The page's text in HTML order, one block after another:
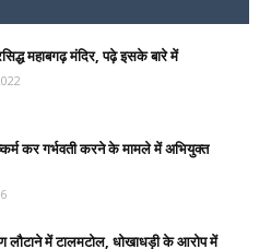
महाबगढ़ मंदिर, पढ़े इसके बारे में
कर गर्भवती करने के मामले में अभियुक्त
में टालमटोल, धोखाधड़ी के आरोप में